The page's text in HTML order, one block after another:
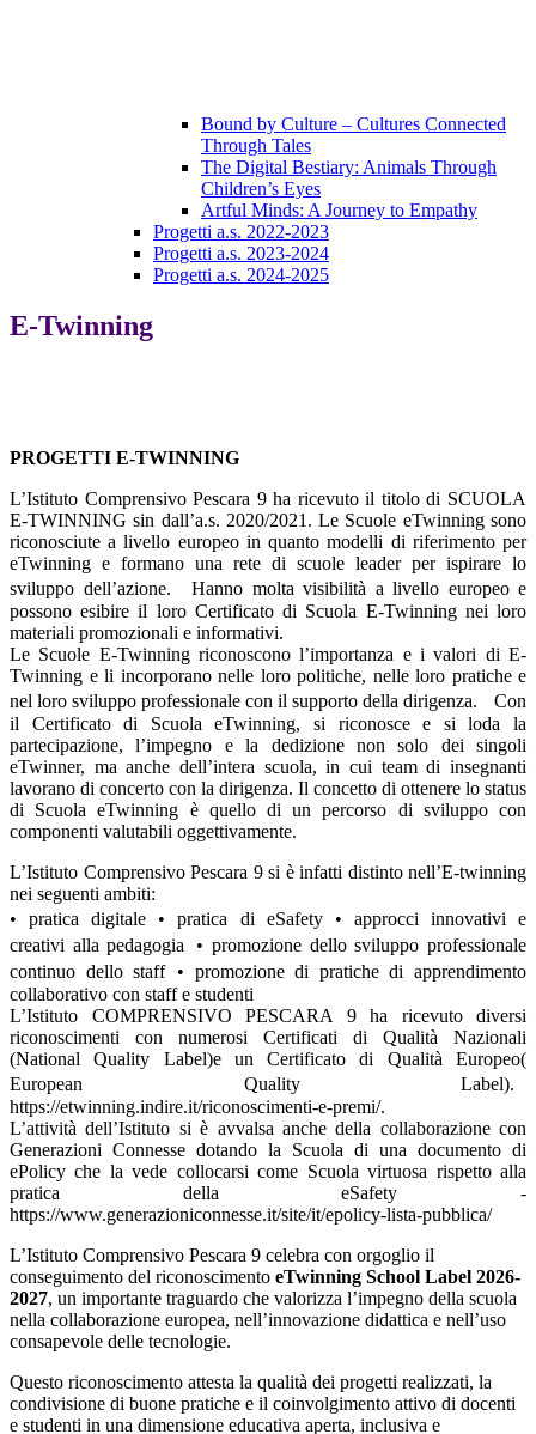
Bound by Culture – Cultures Connected
Through Tales
The Digital Bestiary: Animals Through
Children’s Eyes
Artful Minds: A Journey to Empathy
Progetti a.s. 2022-2023
Progetti a.s. 2023-2024
Progetti a.s. 2024-2025
E-Twinning
PROGETTI E-TWINNING
L’Istituto Comprensivo Pescara 9 ha ricevuto il titolo di SCUOLA
E-TWINNING sin dall’a.s. 2020/2021. Le Scuole eTwinning sono
riconosciute a livello europeo in quanto modelli di riferimento per
eTwinning e formano una rete di scuole leader per ispirare lo
sviluppo dell’azione. Hanno molta visibilità a livello europeo e
possono esibire il loro Certificato di Scuola E-Twinning nei loro
materiali promozionali e informativi.
Le Scuole E-Twinning riconoscono l’importanza e i valori di E-
Twinning e li incorporano nelle loro politiche, nelle loro pratiche e
nel loro sviluppo professionale con il supporto della dirigenza. Con
il Certificato di Scuola eTwinning, si riconosce e si loda la
partecipazione, l’impegno e la dedizione non solo dei singoli
eTwinner, ma anche dell’intera scuola, in cui team di insegnanti
lavorano di concerto con la dirigenza. Il concetto di ottenere lo status
di Scuola eTwinning è quello di un percorso di sviluppo con
componenti valutabili oggettivamente.
L’Istituto Comprensivo Pescara 9 si è infatti distinto nell’E-twinning
nei seguenti ambiti:
• pratica digitale • pratica di eSafety • approcci innovativi e
creativi alla pedagogia • promozione dello sviluppo professionale
continuo dello staff • promozione di pratiche di apprendimento
collaborativo con staff e studenti
L’Istituto COMPRENSIVO PESCARA 9 ha ricevuto diversi
riconoscimenti con numerosi Certificati di Qualità Nazionali
(National Quality Label)e un Certificato di Qualità Europeo(
European Quality Label).
https://etwinning.indire.it/riconoscimenti-e-premi/.
L’attività dell’Istituto si è avvalsa anche della collaborazione con
Generazioni Connesse dotando la Scuola di una documento di
ePolicy che la vede collocarsi come Scuola virtuosa rispetto alla
pratica della eSafety -
https://www.generazioniconnesse.it/site/it/epolicy-lista-pubblica/
L’Istituto Comprensivo Pescara 9 celebra con orgoglio il
conseguimento del riconoscimento eTwinning School Label 2026-
2027, un importante traguardo che valorizza l’impegno della scuola
nella collaborazione europea, nell’innovazione didattica e nell’uso
consapevole delle tecnologie.
Questo riconoscimento attesta la qualità dei progetti realizzati, la
condivisione di buone pratiche e il coinvolgimento attivo di docenti
e studenti in una dimensione educativa aperta, inclusiva e